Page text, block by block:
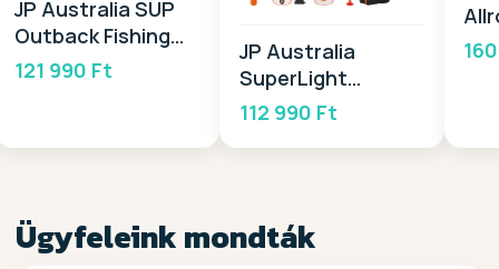
JP Australia SUP
Outback Fishing
Rack 2025
121 990 Ft
JP Australia
SuperLight
PACKAGE 9,0 2025
112 990 Ft
Ügyfeleink mondták